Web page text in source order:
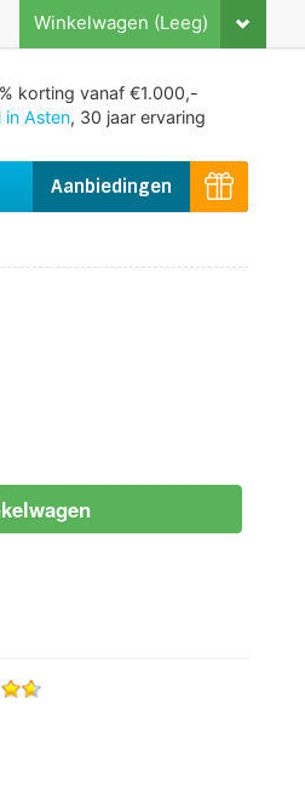
Winkelwagen (Leeg)
korting vanaf €1.000,-
in Asten, 30 jaar ervaring
Aanbiedingen